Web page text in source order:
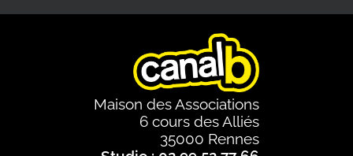
Maison des Associations
6 cours des Alliés
35000 Rennes